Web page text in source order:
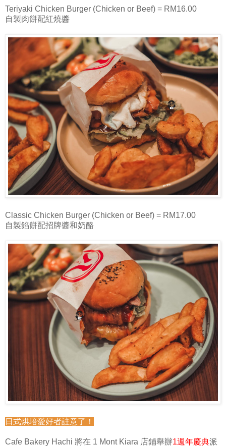
Teriyaki Chicken Burger (Chicken or Beef) = RM16.00
自製肉餅配紅燒醬
Classic Chicken Burger (Chicken or Beef) = RM17.00
自製餡餅配招牌醬和奶酪
日式烘培愛好者註意了！
Cafe Bakery Hachi 將在 1 Mont Kiara 店鋪舉辦1週年慶典派